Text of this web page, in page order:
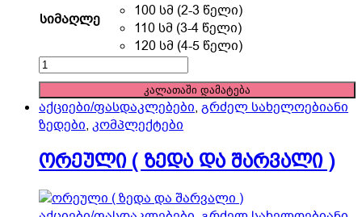
has
multiple
variants.
The
options
may
be
chosen
on
the
page
სიმაღლე
100 სმ (2-3 წელი)
110 სმ (3-4 წელი)
120 სმ (4-5 წელი)
ორეული
(
ზედა
და
შარვალი
)
quantity
კალათაში დამატება
აქციები/ფასდაკლებები, გრძელ სახელოებიანი
ზედები, კომპლექტები
ორეული ( ზედა და შარვალი )